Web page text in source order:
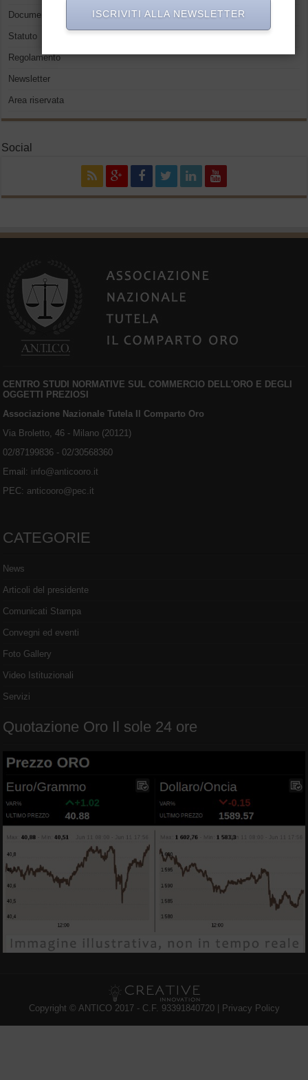
Documenti
Statuto
Regolamento
Newsletter
Area riservata
Social
CENTRO STUDI NORMATIVE SUL COMMERCIO DELL'ORO E DEGLI
OGGETTI PREZIOSI
Associazione Nazionale Tutela Il Comparto Oro
Via Broletto, 46 - Milano (20121)
02/87199836 - 02/30568360
Email: info@anticooro.it
PEC: anticooro@pec.it
CATEGORIE
News
Articoli del presidente
Comunicati Stampa
Convegni ed eventi
Foto Gallery
Video Istituzionali
Servizi
Quotazione Oro Il sole 24 ore
Copyright © ANTICO 2017 - C.F. 93391840720 | Privacy Policy
ISCRIVITI ALLA NEWSLETTER